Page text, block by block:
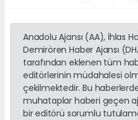
Anadolu Ajansı (AA), İhlas
Demirören Haber Ajansı
tarafından eklenen tüm
editörlerinin müdahalesi
çekilmektedir. Bu
muhataplar haberi geçen
bir editörü sorumlu